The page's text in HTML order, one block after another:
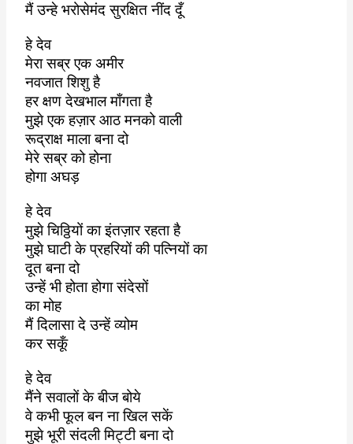
मैं उन्हे भरोसेमंद सुरक्षित नींद दूँ
हे देव
मेरा सब्र एक अमीर
नवजात शिशु है
हर क्षण देखभाल माँगता है
मुझे एक हज़ार आठ मनको वाली
रूद्राक्ष माला बना दो
मेरे सब्र को होना
होगा अघड़
हे देव
मुझे चिठ्ठियों का इंतज़ार रहता है
मुझे घाटी के प्रहरियों की पत्नियों का
दूत बना दो
उन्हें भी होता होगा संदेसों
का मोह
मैं दिलासा दे उन्हें व्योम
कर सकूँ
हे देव
मैंने सवालों के बीज बोये
वे कभी फूल बन ना खिल सकें
मुझे भूरी संदली मिट्टी बना दो